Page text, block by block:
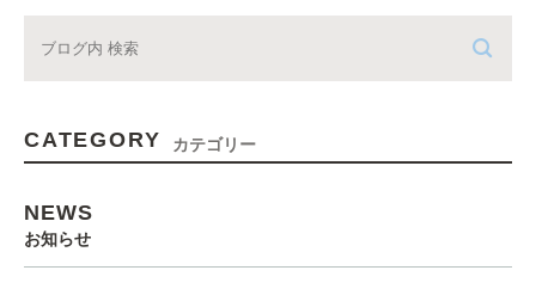
CATEGORY カテゴリー
NEWS
お知らせ